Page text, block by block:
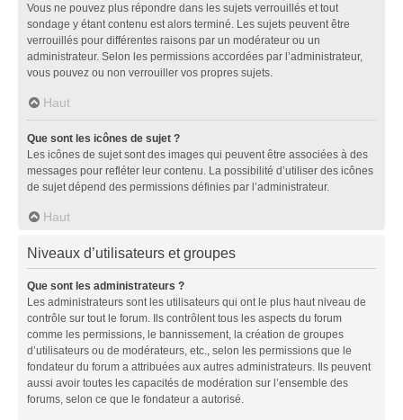
Vous ne pouvez plus répondre dans les sujets verrouillés et tout
sondage y étant contenu est alors terminé. Les sujets peuvent être
verrouillés pour différentes raisons par un modérateur ou un
administrateur. Selon les permissions accordées par l’administrateur,
vous pouvez ou non verrouiller vos propres sujets.
Haut
Que sont les icônes de sujet ?
Les icônes de sujet sont des images qui peuvent être associées à des
messages pour refléter leur contenu. La possibilité d’utiliser des icônes
de sujet dépend des permissions définies par l’administrateur.
Haut
Niveaux d’utilisateurs et groupes
Que sont les administrateurs ?
Les administrateurs sont les utilisateurs qui ont le plus haut niveau de
contrôle sur tout le forum. Ils contrôlent tous les aspects du forum
comme les permissions, le bannissement, la création de groupes
d’utilisateurs ou de modérateurs, etc., selon les permissions que le
fondateur du forum a attribuées aux autres administrateurs. Ils peuvent
aussi avoir toutes les capacités de modération sur l’ensemble des
forums, selon ce que le fondateur a autorisé.